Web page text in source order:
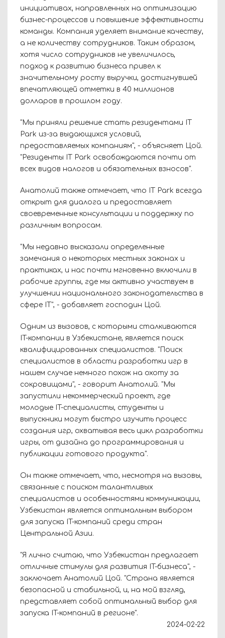
инициативах, направленных на оптимизацию
бизнес-процессов и повышение эффективности
команды. Компания уделяет внимание качеству,
а не количеству сотрудников. Таким образом,
хотя число сотрудников не увеличилось,
подход к развитию бизнеса привел к
значительному росту выручки, достигнувшей
впечатляющей отметки в 40 миллионов
долларов в прошлом году.
"Мы приняли решение стать резидентами IT
Park из-за выдающихся условий,
предоставляемых компаниям", - объясняет Цой.
"Резиденты IT Park освобождаются почти от
всех видов налогов и обязательных взносов".
Анатолий также отмечает, что IT Park всегда
открыт для диалога и предоставляет
своевременные консультации и поддержку по
различным вопросам.
"Мы недавно высказали определенные
замечания о некоторых местных законах и
практиках, и нас почти мгновенно включили в
рабочие группы, где мы активно участвуем в
улучшении национального законодательства в
сфере IT", - добавляет господин Цой.
Одним из вызовов, с которыми сталкиваются
IT-компании в Узбекистане, является поиск
квалифицированных специалистов. "Поиск
специалистов в области разработки игр в
нашем случае немного похож на охоту за
сокровищами", - говорит Анатолий. "Мы
запустили некоммерческий проект, где
молодые IT-специалисты, студенты и
выпускники могут быстро изучить процесс
создания игр, охватывая весь цикл разработки
игры, от дизайна до программирования и
публикации готового продукта".
Он также отмечает, что, несмотря на вызовы,
связанные с поиском талантливых
специалистов и особенностями коммуникации,
Узбекистан является оптимальным выбором
для запуска IT-компаний среди стран
Центральной Азии.
"Я лично считаю, что Узбекистан предлагает
отличные стимулы для развития IT-бизнеса", -
заключает Анатолий Цой. "Страна является
безопасной и стабильной, и, на мой взгляд,
представляет собой оптимальный выбор для
запуска IT-компаний в регионе".
2024-02-22